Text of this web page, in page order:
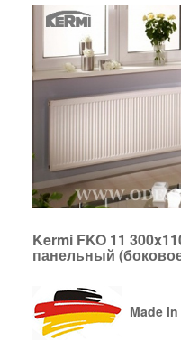
Kermi FKO 11
панельный
Made